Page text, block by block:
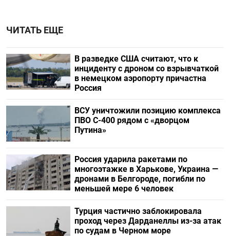
ЧИТАТЬ ЕЩЕ
В разведке США считают, что к
инциденту с дроном со взрывчаткой
в немецком аэропорту причастна
Россия
ВСУ уничтожили позицию комплекса
ПВО С-400 рядом с «дворцом
Путина»
Россия ударила ракетами по
многоэтажке в Харькове, Украина —
дронами в Белгороде, погибли по
меньшей мере 6 человек
Турция частично заблокировала
проход через Дарданеллы из-за атак
по судам в Черном море